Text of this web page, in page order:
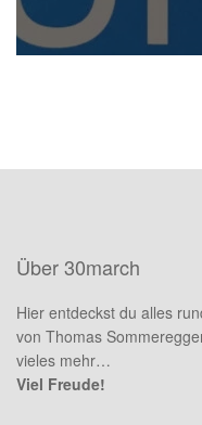
Über 30march
Hier entdeckst du alles
von Thomas
vieles mehr…
Viel Freude!